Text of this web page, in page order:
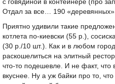
с говядиной в контейнере (про
Отдал за все… 190
Приятно удивили такие
котлета по-киевски (55 р.),
(30 р./10 шт.). Как и в любом
раскошелиться на элитный
что-то подешевле. И не факт, что
вкуснее. Ну а уж байки про то,